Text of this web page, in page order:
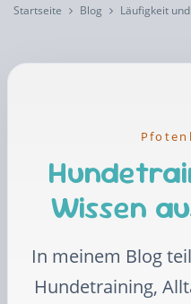
Startseite Blog Läufigkeit
Wissen
In meinem Blog
Hundetraining,